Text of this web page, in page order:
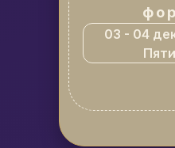
03 - 04